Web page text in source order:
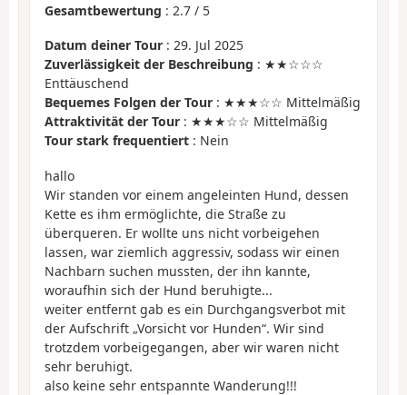
Gesamtbewertung : 2.7 / 5
Datum deiner Tour : 29. Jul 2025
Zuverlässigkeit der Beschreibung : ★★☆☆☆
Enttäuschend
Bequemes Folgen der Tour : ★★★☆☆ Mittelmäßig
Attraktivität der Tour : ★★★☆☆ Mittelmäßig
Tour stark frequentiert : Nein
hallo
Wir standen vor einem angeleinten Hund, dessen
Kette es ihm ermöglichte, die Straße zu
überqueren. Er wollte uns nicht vorbeigehen
lassen, war ziemlich aggressiv, sodass wir einen
Nachbarn suchen mussten, der ihn kannte,
woraufhin sich der Hund beruhigte...
weiter entfernt gab es ein Durchgangsverbot mit
der Aufschrift „Vorsicht vor Hunden“. Wir sind
trotzdem vorbeigegangen, aber wir waren nicht
sehr beruhigt.
also keine sehr entspannte Wanderung!!!